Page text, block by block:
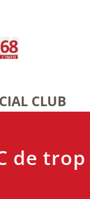
CLUB
de trop